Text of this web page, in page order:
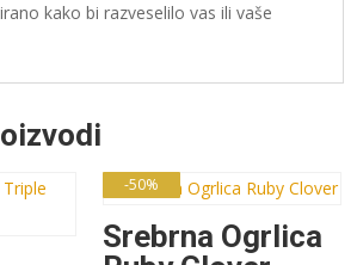
kako bi razveselilo vas ili vaše
-50%
Srebrna Ogrlica